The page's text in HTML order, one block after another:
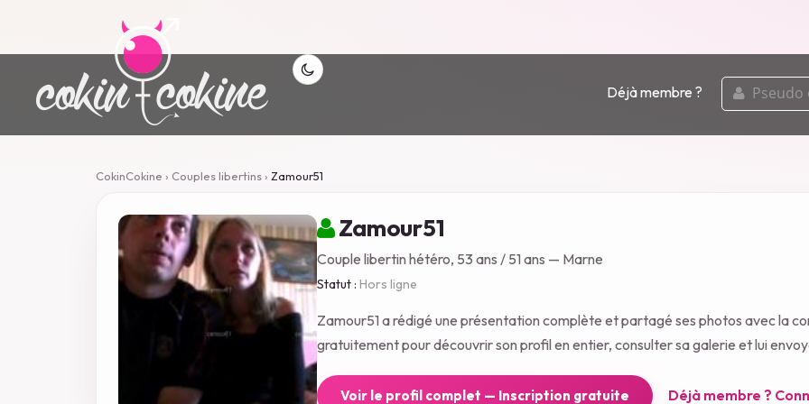
Déjà membre ?
pseudo
ou
email
CokinCokine › Couples libertins› Zamour51
Zamour51
Couple libertin hétéro, 53 ans / 51 ans — Marne
Statut : Hors ligne
Zamour51 a rédigé une présentation complète et partagé ses photos avec la
gratuitement pour découvrir son profil en entier, consulter sa galerie et lui
Voir le profil complet — Inscription gratuite Déjà membre ?